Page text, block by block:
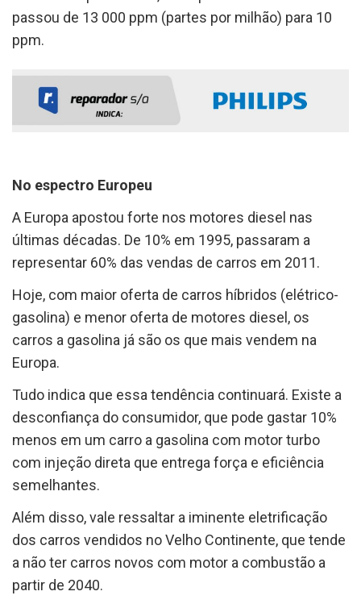
passou de 13 000 ppm (partes por milhão) para 10
ppm.
No espectro Europeu
A Europa apostou forte nos motores diesel nas
últimas décadas. De 10% em 1995, passaram a
representar 60% das vendas de carros em 2011.
Hoje, com maior oferta de carros híbridos (elétrico-
gasolina) e menor oferta de motores diesel, os
carros a gasolina já são os que mais vendem na
Europa.
Tudo indica que essa tendência continuará. Existe a
desconfiança do consumidor, que pode gastar 10%
menos em um carro a gasolina com motor turbo
com injeção direta que entrega força e eficiência
semelhantes.
Além disso, vale ressaltar a iminente eletrificação
dos carros vendidos no Velho Continente, que tende
a não ter carros novos com motor a combustão a
partir de 2040.